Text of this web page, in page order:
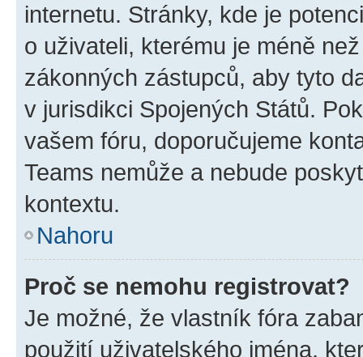
internetu. Stránky, kde je
o uživateli, kterému je méně
zákonných zástupců, aby tyto
v jurisdikci Spojených Států.
vašem fóru, doporučujeme
Teams nemůže a nebude
kontextu.
Nahoru
Proč se nemohu registrovat?
Je možné, že vlastník fóra
použití uživatelského jména,